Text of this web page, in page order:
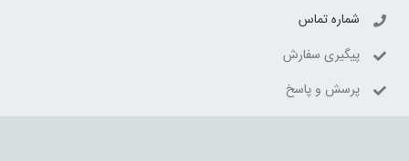
شماره تماس
پیگیری سفارش
پرسش و پاسخ